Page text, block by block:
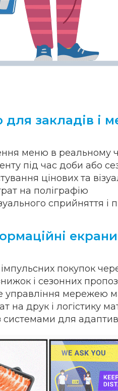
закладів і
меню в реальному
під час доби або
цінових та
на поліграфію
сприйняття і
покупок
і сезонних
управління мережею
на друк і логістику
системами для